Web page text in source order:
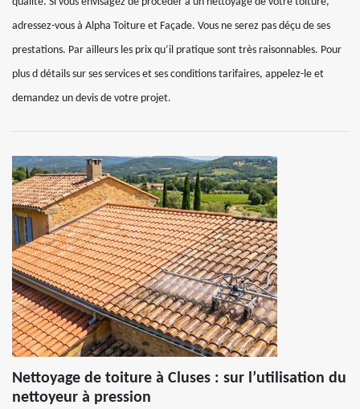
adressez-vous à Alpha Toiture et Façade. Vous ne serez pas déçu de ses
prestations. Par ailleurs les prix qu’il pratique sont très raisonnables. Pour
plus d détails sur ses services et ses conditions tarifaires, appelez-le et
demandez un devis de votre projet.
Nettoyage de toiture à Cluses : sur l’utilisation du
nettoyeur à pression